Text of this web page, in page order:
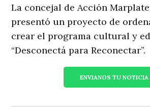
La concejal de Acción
presentó un proyecto de
crear el programa cultural y
“Desconectá para Reconectar”.
ENVIANOS TU NOTICIA